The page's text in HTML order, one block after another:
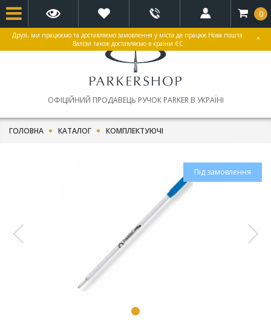
Друзі, ми працюємо та доставляємо замовлення у міста де працює Нова пошта.
Валізи також доставляємо в країни ЄС
×
ОФІЦІЙНИЙ ПРОДАВЕЦЬ РУЧОК PARKER В УКРАЇНІ
0
ГОЛОВНА КАТАЛОГ КОМПЛЕКТУЮЧІ
Під замовлення